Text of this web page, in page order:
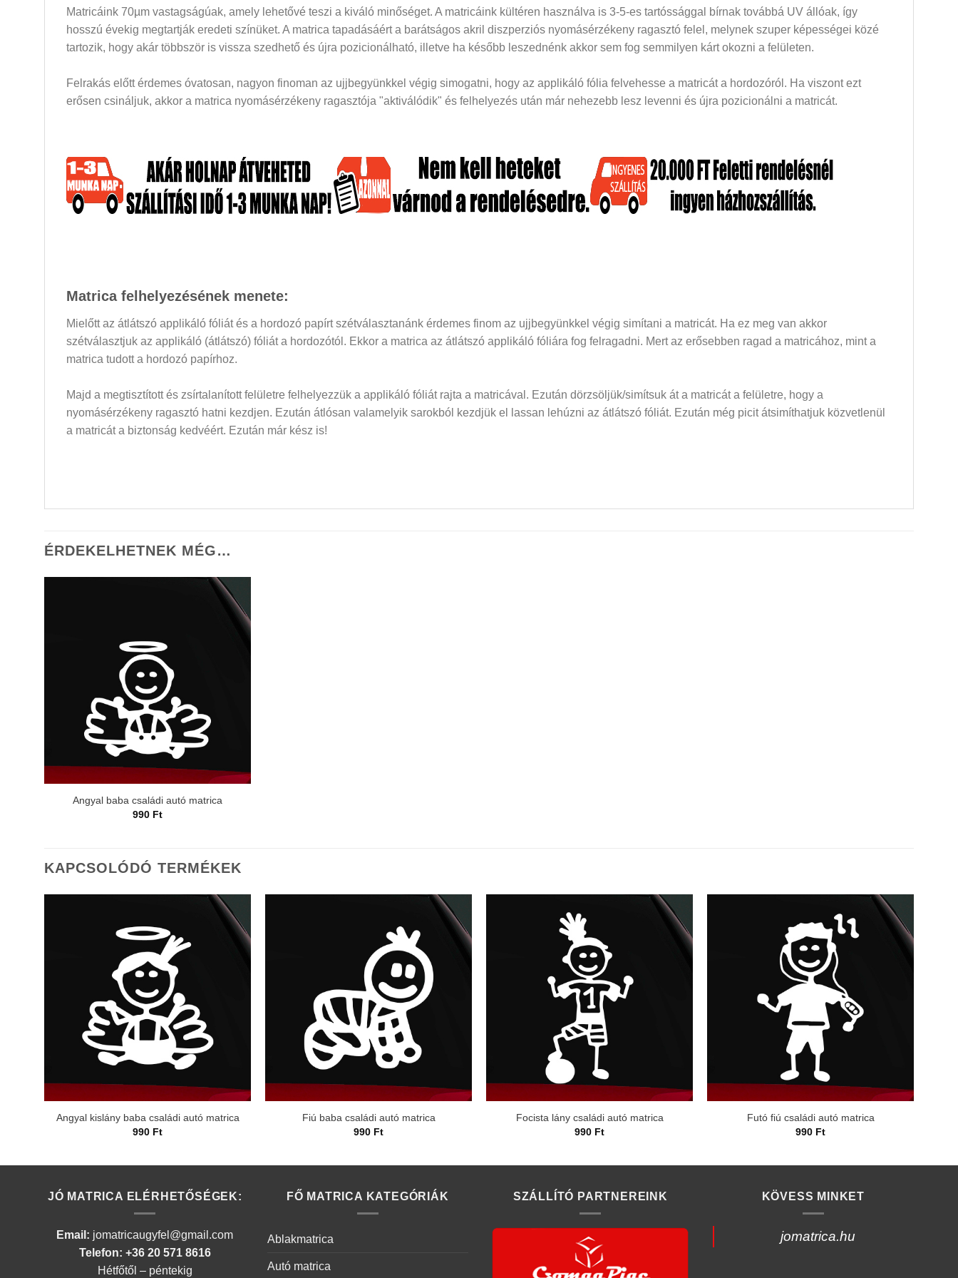
Matricáink 70µm vastagságúak, amely lehetővé teszi a kiváló minőséget. A matricáink kültéren használva is 3-5-es tartóssággal bírnak továbbá UV állóak, így
hosszú évekig megtartják eredeti színüket. A matrica tapadásáért a barátságos akril diszperziós nyomásérzékeny ragasztó felel, melynek szuper képességei közé
tartozik, hogy akár többször is vissza szedhető és újra pozicionálható, illetve ha később leszednénk akkor sem fog semmilyen kárt okozni a felületen.
Felrakás előtt érdemes óvatosan, nagyon finoman az ujjbegyünkkel végig simogatni, hogy az applikáló fólia felvehesse a matricát a hordozóról. Ha viszont ezt
erősen csináljuk, akkor a matrica nyomásérzékeny ragasztója "aktiválódik" és felhelyezés után már nehezebb lesz levenni és újra pozicionálni a matricát.
Matrica felhelyezésének menete:
Mielőtt az átlátszó applikáló fóliát és a hordozó papírt szétválasztanánk érdemes finom az ujjbegyünkkel végig simítani a matricát. Ha ez meg van akkor
szétválasztjuk az applikáló (átlátszó) fóliát a hordozótól. Ekkor a matrica az átlátszó applikáló fóliára fog felragadni. Mert az erősebben ragad a matricához, mint a
matrica tudott a hordozó papírhoz.
Majd a megtisztított és zsírtalanított felületre felhelyezzük a applikáló fóliát rajta a matricával. Ezután dörzsöljük/simítsuk át a matricát a felületre, hogy a
nyomásérzékeny ragasztó hatni kezdjen. Ezután átlósan valamelyik sarokból kezdjük el lassan lehúzni az átlátszó fóliát. Ezután még picit átsimíthatjuk közvetlenül
a matricát a biztonság kedvéért. Ezután már kész is!
ÉRDEKELHETNEK MÉG…
Angyal baba családi autó matrica
990 Ft
KAPCSOLÓDÓ TERMÉKEK
Angyal kislány baba családi autó matrica
990 Ft
Fiú baba családi autó matrica
990 Ft
Focista lány családi autó matrica
990 Ft
Futó fiú családi autó matrica
990 Ft
JÓ MATRICA ELÉRHETŐSÉGEK:
Email: jomatricaugyfel@gmail.com
Telefon: +36 20 571 8616
Hétfőtől – péntekig
FŐ MATRICA KATEGÓRIÁK
Ablakmatrica
Autó matrica
SZÁLLÍTÓ PARTNEREINK KÖVESS MINKET
jomatrica.hu